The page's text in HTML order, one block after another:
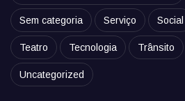
Sem categoria Serviço Social
Teatro Tecnologia Trânsito
Uncategorized